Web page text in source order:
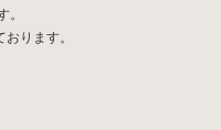
。
ります。